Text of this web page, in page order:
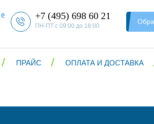
+7 (495) 698 60 21
ПН-ПТ с 09:00 до 18:00
ПРАЙС ОПЛАТА И ДОСТАВКА